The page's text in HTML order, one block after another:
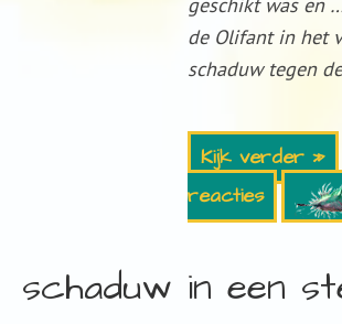
de Olifant in het
schaduw tegen
Kijk verder »
reacties
schaduw in een